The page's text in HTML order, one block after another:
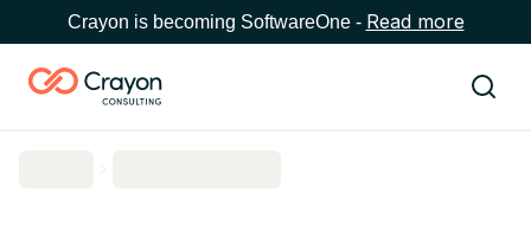
Crayon is becoming SoftwareOne - Read more